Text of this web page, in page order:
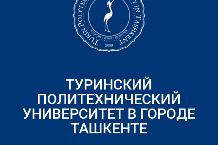
ТУРИНСКИЙ
ПОЛИТЕХНИЧЕСКИЙ
УНИВЕРСИТЕТ В ГОРОДЕ
ТАШКЕНТЕ